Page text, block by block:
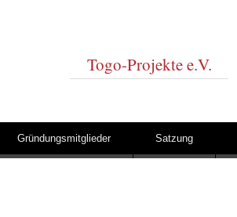
Togo-Projekte e.V.
Gründungsmitglieder Satzung